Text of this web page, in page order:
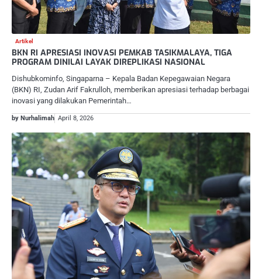
Artikel
BKN RI APRESIASI INOVASI PEMKAB TASIKMALAYA, TIGA
PROGRAM DINILAI LAYAK DIREPLIKASI NASIONAL
Dishubkominfo, Singaparna – Kepala Badan Kepegawaian Negara
(BKN) RI, Zudan Arif Fakrulloh, memberikan apresiasi terhadap berbagai
inovasi yang dilakukan Pemerintah…
by Nurhalimah April 8, 2026